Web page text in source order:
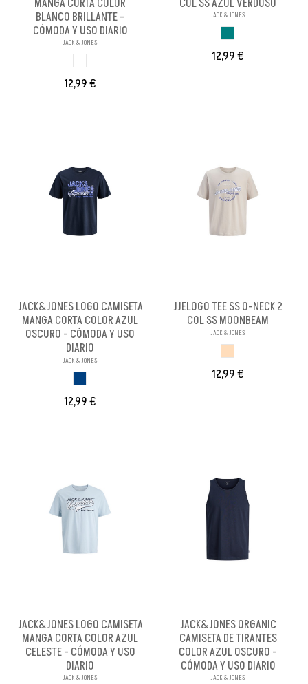
BLANCO BRILLANTE -
CÓMODA Y USO DIARIO
JACK & JONES
12,99 €
JACK & JONES
12,99 €
JACK&JONES LOGO CAMISETA
MANGA CORTA COLOR AZUL
OSCURO - CÓMODA Y USO
DIARIO
JACK & JONES
12,99 €
JJELOGO TEE SS O-NECK 2
COL SS MOONBEAM
JACK & JONES
12,99 €
JACK&JONES LOGO CAMISETA
MANGA CORTA COLOR AZUL
CELESTE - CÓMODA Y USO
DIARIO
JACK & JONES
JACK&JONES ORGANIC
CAMISETA DE TIRANTES
COLOR AZUL OSCURO -
CÓMODA Y USO DIARIO
JACK & JONES